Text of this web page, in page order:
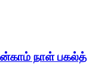
நாள் பகல்த்